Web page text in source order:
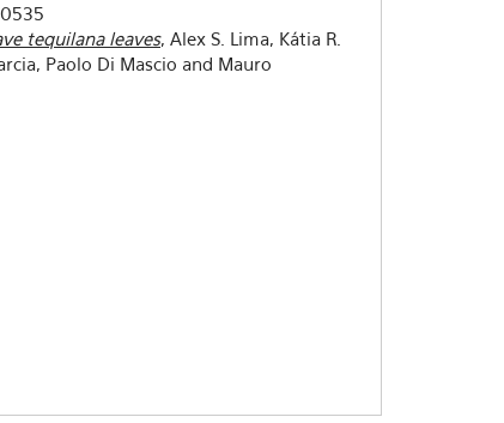
tequilana leaves, Alex S. Lima, Kátia R.
Paolo Di Mascio and Mauro